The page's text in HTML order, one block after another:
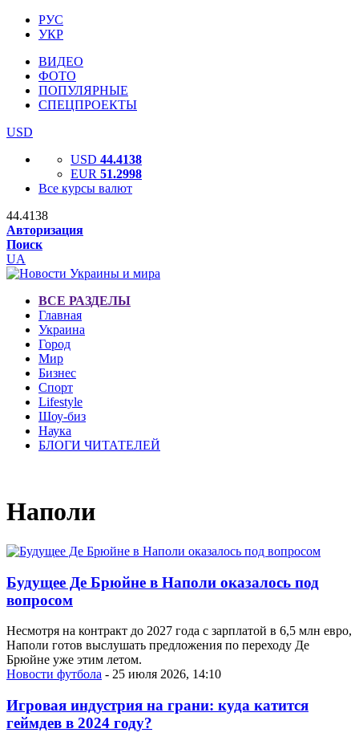
РУС
УКР
ВИДЕО
ФОТО
ПОПУЛЯРНЫЕ
СПЕЦПРОЕКТЫ
USD
USD 44.4138
EUR 51.2998
Все курсы валют
44.4138
Авторизация
Поиск
UA
ВСЕ РАЗДЕЛЫ
Главная
Украина
Город
Мир
Бизнес
Спорт
Lifestyle
Шоу-биз
Наука
БЛОГИ ЧИТАТЕЛЕЙ
Наполи
Будущее Де Брюйне в Наполи оказалось под
вопросом
Несмотря на контракт до 2027 года с зарплатой в 6,5 млн евро,
Наполи готов выслушать предложения по переходу Де
Брюйне уже этим летом.
Новости футбола - 25 июля 2026, 14:10
Игровая индустрия на грани: куда катится
геймдев в 2024 году?